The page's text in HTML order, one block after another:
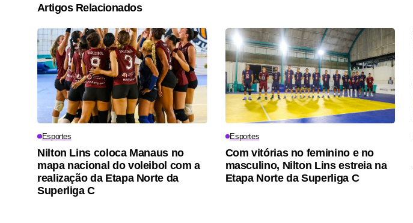
Artigos Relacionados
Esportes
Nilton Lins coloca Manaus no
mapa nacional do voleibol com a
realização da Etapa Norte da
Superliga C
Esportes
Com vitórias no feminino e no
masculino, Nilton Lins estreia na
Etapa Norte da Superliga C